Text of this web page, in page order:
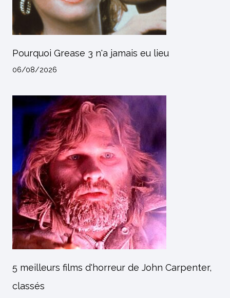
Pourquoi Grease 3 n'a jamais eu lieu
06/08/2026
5 meilleurs films d'horreur de John Carpenter,
classés